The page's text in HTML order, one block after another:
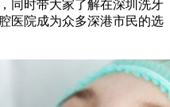
同时带大家了解在深圳洗牙
医院成为众多深港市民的选